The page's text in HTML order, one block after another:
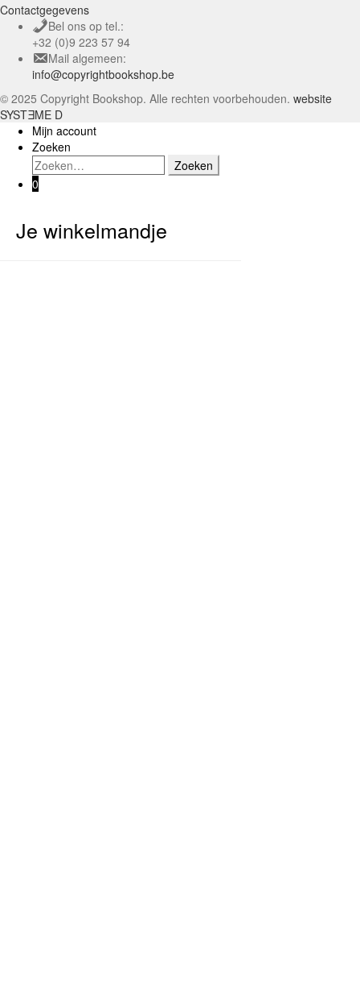
Contactgegevens
Bel ons op tel.:
+32 (0)9 223 57 94
Mail algemeen:
info@copyrightbookshop.be
© 2025 Copyright Bookshop. Alle rechten voorbehouden. website
SYSTƎME D
Mijn account
Zoeken
Zoeken
naar:
Zoeken
0
Je winkelmandje